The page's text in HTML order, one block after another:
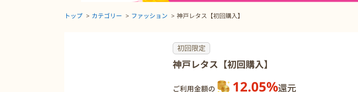
トップ カテゴリー ファッション 神戸レタス【初回購入】
初回限定
神戸レタス【初回購入】
ご利用金額の 12.05%還元